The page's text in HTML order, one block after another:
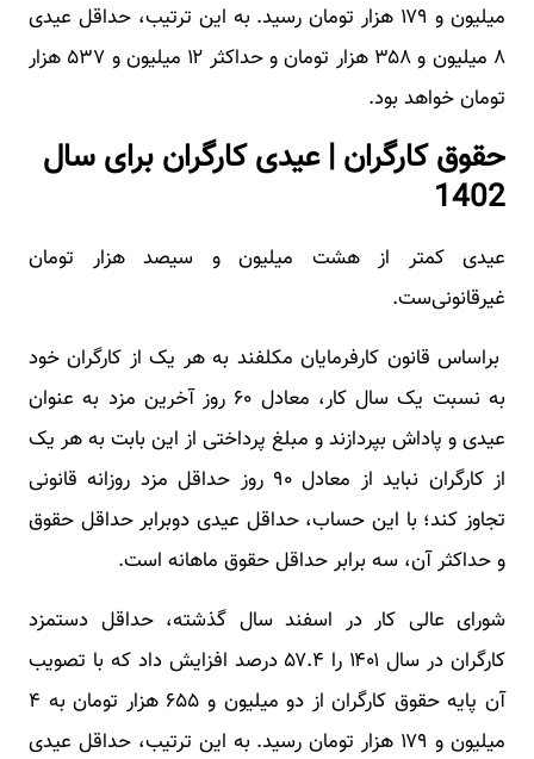
میلیون و ۱۷۹ هزار تومان رسید. به این ترتیب، حداقل عیدی
۸ میلیون و ۳۵۸ هزار تومان و حداکثر ۱۲ میلیون و ۵۳۷ هزار
تومان خواهد بود.
حقوق کارگران | عیدی کارگران برای سال
1402
عیدی کمتر از هشت میلیون و سیصد هزار تومان
غیرقانونی‌ست.
براساس قانون کارفرمایان مکلفند به هر یک از کارگران خود
به نسبت یک سال کار، معادل ۶۰ روز آخرین مزد ‌به عنوان
عیدی و پاداش بپردازند و مبلغ پرداختی از این بابت به هر یک
از کارگران نباید از معادل ۹۰ روز حداقل مزد روزانه قانونی
تجاوز کند؛ با این حساب، حداقل عیدی دوبرابر حداقل حقوق
و حداکثر آن، سه برابر حداقل حقوق ماهانه است.
شورای عالی کار در اسفند سال گذشته، حداقل دستمزد
کارگران در سال ۱۴۰۱ را ۵۷.۴ درصد افزایش داد که با تصویب
آن پایه حقوق کارگران از دو میلیون و ۶۵۵ هزار تومان به ۴
میلیون و ۱۷۹ هزار تومان رسید. به این ترتیب، حداقل عیدی